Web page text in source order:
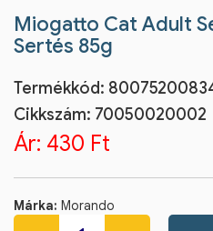
Miogatto Cat Adult
Sertés 85g
Termékkód:
Cikkszám: 70050020002
Ár: 430 Ft
Márka: Morando